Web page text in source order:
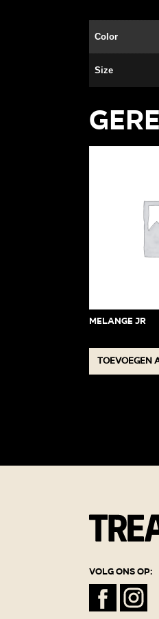
Color
Size
Melange jr
Toevoegen
Volg ons op: